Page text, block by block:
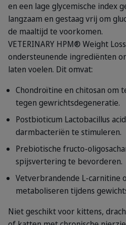
en een lage glycemische index
langzaam en gestaag vrij om
de maaltijd te voorkomen.
VETERINARY HPM® Weight
ondersteunende ingrediënten
laten voelen. Dit omvat:
Chondroïtine en chitosan om
tegen gewrichtsdegeneratie.
Postbioticum Lactobacillus
darmbacteriën te stimuleren.
Prebiotische fructo-
spijsvertering te bevorderen.
Vetverbrandende L-carnitine
metaboliseren tijdens
Niet geschikt voor kittens,